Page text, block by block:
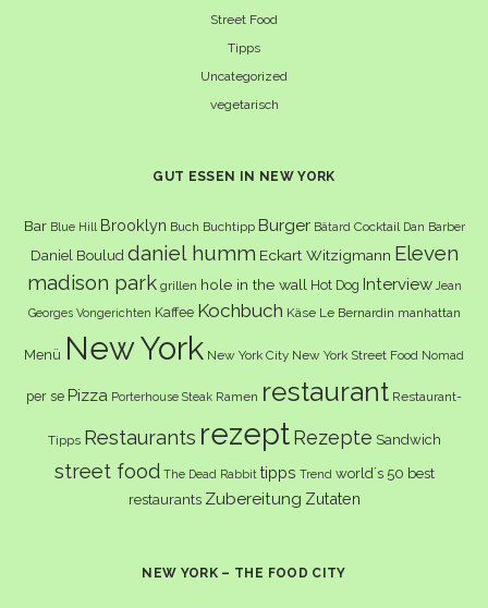
Street Food
Tipps
Uncategorized
vegetarisch
GUT ESSEN IN NEW YORK
Bar Blue Hill Brooklyn Buch Buchtipp Burger Bâtard Cocktail Dan Barber
Daniel Boulud daniel humm Eckart Witzigmann Eleven
madison park grillen hole in the wall Hot Dog Interview Jean
Georges Vongerichten Kaffee Kochbuch Käse Le Bernardin manhattan
Menü New York New York City New York Street Food Nomad
per se Pizza Porterhouse Steak Ramen restaurant Restaurant-
Tipps Restaurants rezept Rezepte Sandwich
street food The Dead Rabbit tipps Trend world´s 50 best
restaurants Zubereitung Zutaten
NEW YORK – THE FOOD CITY